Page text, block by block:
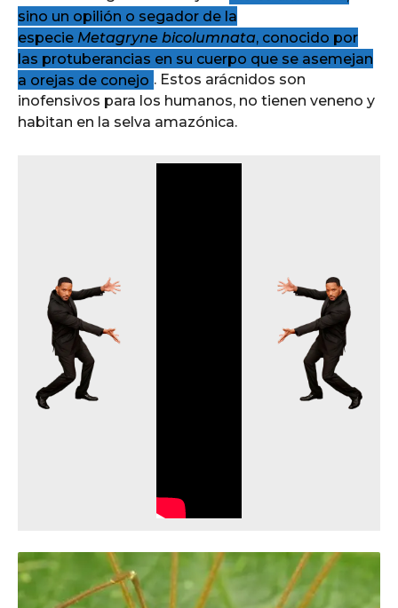
sino un opilión o segador de la
especie Metagryne bicolumnata, conocido por
las protuberancias en su cuerpo que se asemejan
a orejas de conejo . Estos arácnidos son
inofensivos para los humanos, no tienen veneno y
habitan en la selva amazónica.